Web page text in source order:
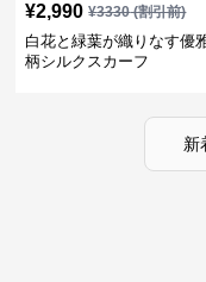
¥2,990 ¥3330(割引前)
白花と緑葉が織りなす優
柄シルクスカーフ
新